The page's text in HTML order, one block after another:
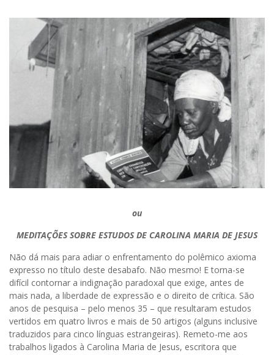
ou
MEDITAÇÕES SOBRE ESTUDOS DE CAROLINA MARIA DE JESUS
Não dá mais para adiar o enfrentamento do polêmico axioma
expresso no título deste desabafo. Não mesmo! E torna-se
difícil contornar a indignação paradoxal que exige, antes de
mais nada, a liberdade de expressão e o direito de crítica. São
anos de pesquisa – pelo menos 35 – que resultaram estudos
vertidos em quatro livros e mais de 50 artigos (alguns inclusive
traduzidos para cinco línguas estrangeiras). Remeto-me aos
trabalhos ligados à Carolina Maria de Jesus, escritora que